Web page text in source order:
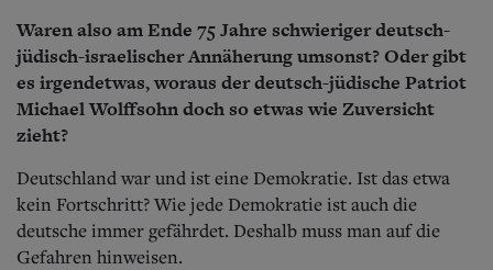
Waren also am Ende 75 Jahre schwieriger deutsch-
jüdisch-israelischer Annäherung umsonst? Oder gibt
es irgendetwas, woraus der deutsch-jüdische Patriot
Michael Wolffsohn doch so etwas wie Zuversicht
zieht?
Deutschland war und ist eine Demokratie. Ist das etwa
kein Fortschritt? Wie jede Demokratie ist auch die
deutsche immer gefährdet. Deshalb muss man auf die
Gefahren hinweisen.